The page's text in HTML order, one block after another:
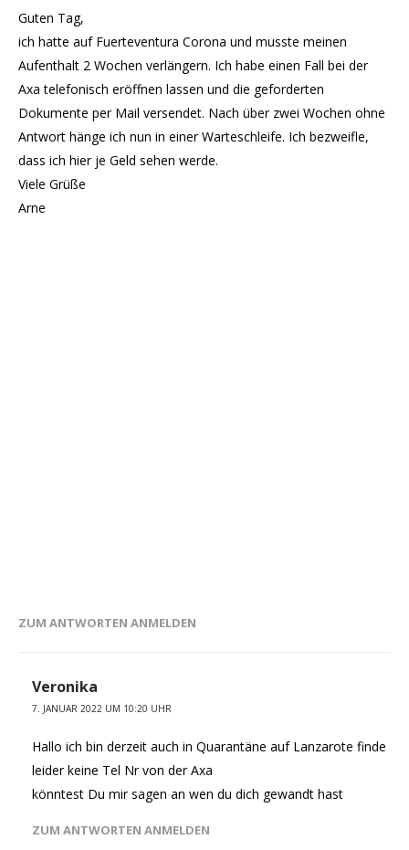
Guten Tag,
ich hatte auf Fuerteventura Corona und musste meinen
Aufenthalt 2 Wochen verlängern. Ich habe einen Fall bei der
Axa telefonisch eröffnen lassen und die geforderten
Dokumente per Mail versendet. Nach über zwei Wochen ohne
Antwort hänge ich nun in einer Warteschleife. Ich bezweifle,
dass ich hier je Geld sehen werde.
Viele Grüße
Arne
ZUM ANTWORTEN ANMELDEN
Veronika
7. JANUAR 2022 UM 10:20 UHR
Hallo ich bin derzeit auch in Quarantäne auf Lanzarote finde
leider keine Tel Nr von der Axa
könntest Du mir sagen an wen du dich gewandt hast
ZUM ANTWORTEN ANMELDEN